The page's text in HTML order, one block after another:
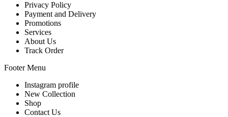
Privacy Policy
Payment and Delivery
Promotions
Services
About Us
Track Order
Footer Menu
Instagram profile
New Collection
Shop
Contact Us